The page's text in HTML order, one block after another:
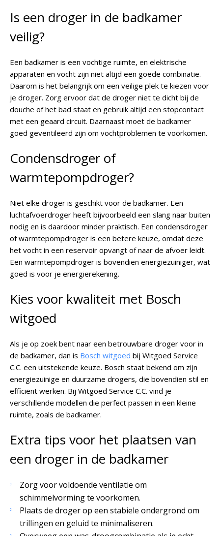
Is een droger in de badkamer
veilig?
Een badkamer is een vochtige ruimte, en elektrische
apparaten en vocht zijn niet altijd een goede combinatie.
Daarom is het belangrijk om een veilige plek te kiezen voor
je droger. Zorg ervoor dat de droger niet te dicht bij de
douche of het bad staat en gebruik altijd een stopcontact
met een geaard circuit. Daarnaast moet de badkamer
goed geventileerd zijn om vochtproblemen te voorkomen.
Condensdroger of
warmtepompdroger?
Niet elke droger is geschikt voor de badkamer. Een
luchtafvoerdroger heeft bijvoorbeeld een slang naar buiten
nodig en is daardoor minder praktisch. Een condensdroger
of warmtepompdroger is een betere keuze, omdat deze
het vocht in een reservoir opvangt of naar de afvoer leidt.
Een warmtepompdroger is bovendien energiezuiniger, wat
goed is voor je energierekening.
Kies voor kwaliteit met Bosch
witgoed
Als je op zoek bent naar een betrouwbare droger voor in
de badkamer, dan is Bosch witgoed bij Witgoed Service
C.C. een uitstekende keuze. Bosch staat bekend om zijn
energiezuinige en duurzame drogers, die bovendien stil en
efficiënt werken. Bij Witgoed Service C.C. vind je
verschillende modellen die perfect passen in een kleine
ruimte, zoals de badkamer.
Extra tips voor het plaatsen van
een droger in de badkamer
Zorg voor voldoende ventilatie om
schimmelvorming te voorkomen.
Plaats de droger op een stabiele ondergrond om
trillingen en geluid te minimaliseren.